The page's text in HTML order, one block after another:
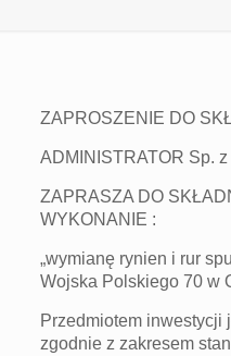
ZAPROSZENIE DO
ADMINISTRATOR Sp.
ZAPRASZA DO
WYKONANIE :
„wymianę rynien i rur
Wojska Polskiego 70 w
Przedmiotem inwestycji
zgodnie z zakresem